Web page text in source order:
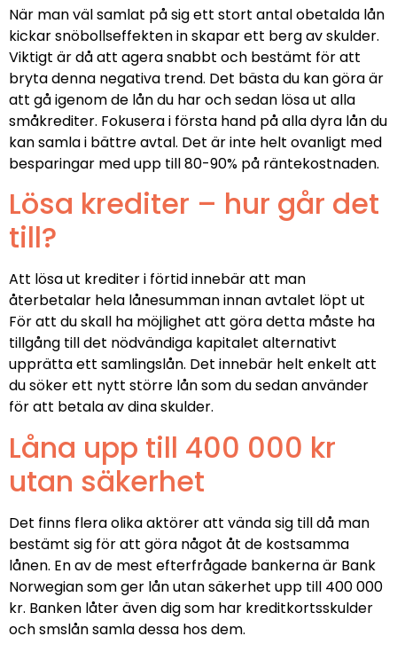
När man väl samlat på sig ett stort antal obetalda lån
kickar snöbollseffekten in skapar ett berg av skulder.
Viktigt är då att agera snabbt och bestämt för att
bryta denna negativa trend. Det bästa du kan göra är
att gå igenom de lån du har och sedan lösa ut alla
småkrediter. Fokusera i första hand på alla dyra lån du
kan samla i bättre avtal. Det är inte helt ovanligt med
besparingar med upp till 80-90% på räntekostnaden.
Lösa krediter – hur går det
till?
Att lösa ut krediter i förtid innebär att man
återbetalar hela lånesumman innan avtalet löpt ut
För att du skall ha möjlighet att göra detta måste ha
tillgång till det nödvändiga kapitalet alternativt
upprätta ett samlingslån. Det innebär helt enkelt att
du söker ett nytt större lån som du sedan använder
för att betala av dina skulder.
Låna upp till 400 000 kr
utan säkerhet
Det finns flera olika aktörer att vända sig till då man
bestämt sig för att göra något åt de kostsamma
lånen. En av de mest efterfrågade bankerna är Bank
Norwegian som ger lån utan säkerhet upp till 400 000
kr. Banken låter även dig som har kreditkortsskulder
och smslån samla dessa hos dem.